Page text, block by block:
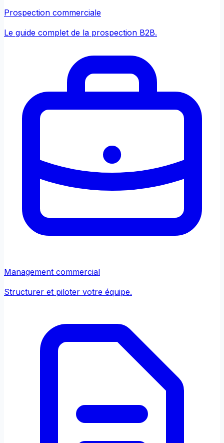
Prospection commerciale
Le guide complet de la prospection B2B.
Management commercial
Structurer et piloter votre équipe.